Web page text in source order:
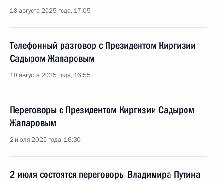
18 августа 2025 года, 17:05
Телефонный разговор с Президентом Киргизии
Садыром Жапаровым
10 августа 2025 года, 16:55
Переговоры с Президентом Киргизии Садыром
Жапаровым
2 июля 2025 года, 16:30
2 июля состоятся переговоры Владимира Путина